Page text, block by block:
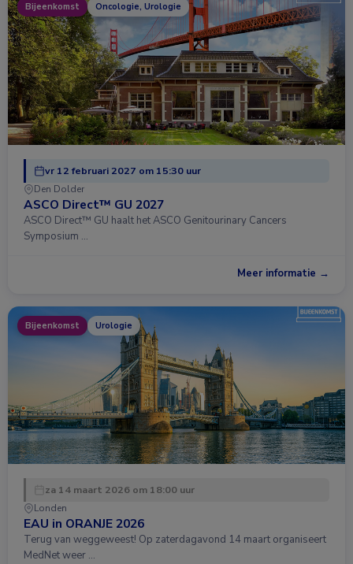
Bijeenkomst Oncologie, Urologie
vr 12 februari 2027 om 15:30 uur
Den Dolder
ASCO Direct™ GU 2027
ASCO Direct™ GU haalt het ASCO Genitourinary Cancers
Symposium …
Meer informatie →
Bijeenkomst Urologie
za 14 maart 2026 om 18:00 uur
Londen
EAU in ORANJE 2026
Terug van weggeweest! Op zaterdagavond 14 maart organiseert
MedNet weer …